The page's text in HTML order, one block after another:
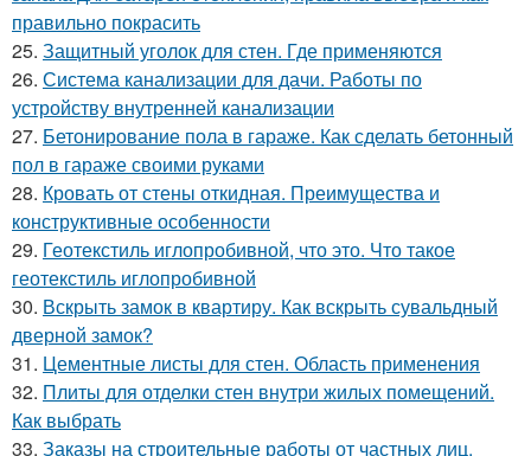
правильно покрасить
25. Защитный уголок для стен. Где применяются
26. Система канализации для дачи. Работы по
устройству внутренней канализации
27. Бетонирование пола в гараже. Как сделать бетонный
пол в гараже своими руками
28. Кровать от стены откидная. Преимущества и
конструктивные особенности
29. Геотекстиль иглопробивной, что это. Что такое
геотекстиль иглопробивной
30. Вскрыть замок в квартиру. Как вскрыть сувальдный
дверной замок?
31. Цементные листы для стен. Область применения
32. Плиты для отделки стен внутри жилых помещений.
Как выбрать
33. Заказы на строительные работы от частных лиц.